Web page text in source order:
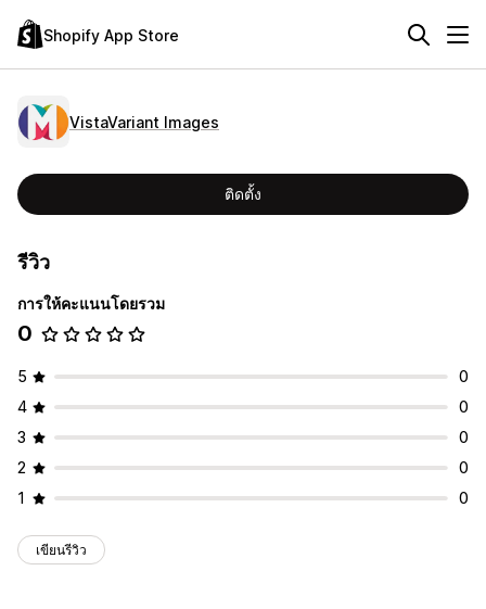
Shopify App Store
VistaVariant Images
ติดตั้ง
รีวิว
การให้คะแนนโดยรวม
0
5
0
4
0
3
0
2
0
1
0
เขียนรีวิว